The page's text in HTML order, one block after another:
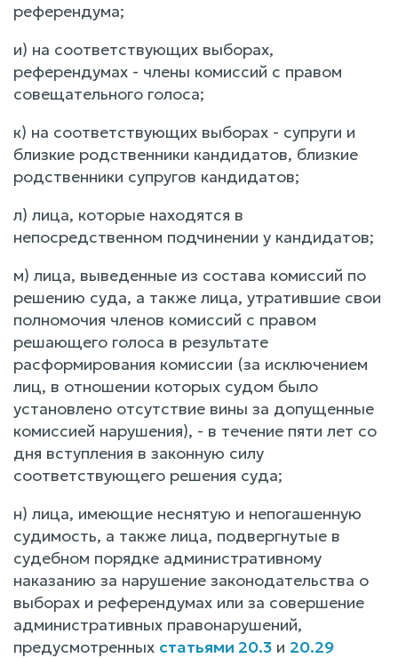
референдума;
и) на соответствующих выборах,
референдумах - члены комиссий с правом
совещательного голоса;
к) на соответствующих выборах - супруги и
близкие родственники кандидатов, близкие
родственники супругов кандидатов;
л) лица, которые находятся в
непосредственном подчинении у кандидатов;
м) лица, выведенные из состава комиссий по
решению суда, а также лица, утратившие свои
полномочия членов комиссий с правом
решающего голоса в результате
расформирования комиссии (за исключением
лиц, в отношении которых судом было
установлено отсутствие вины за допущенные
комиссией нарушения), - в течение пяти лет со
дня вступления в законную силу
соответствующего решения суда;
н) лица, имеющие неснятую и непогашенную
судимость, а также лица, подвергнутые в
судебном порядке административному
наказанию за нарушение законодательства о
выборах и референдумах или за совершение
административных правонарушений,
предусмотренных статьями 20.3 и 20.29